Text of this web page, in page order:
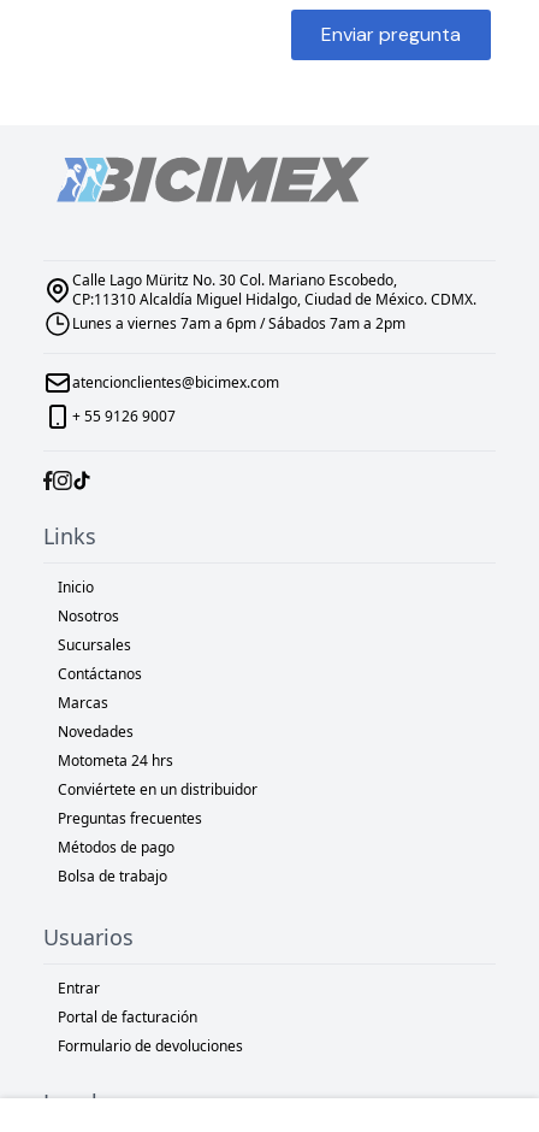
Enviar pregunta
Calle Lago Müritz No. 30 Col. Mariano Escobedo,
CP:11310 Alcaldía Miguel Hidalgo, Ciudad de México. CDMX.
Lunes a viernes 7am a 6pm / Sábados 7am a 2pm
atencionclientes@bicimex.com
+ 55 9126 9007
Links
Inicio
Nosotros
Sucursales
Contáctanos
Marcas
Novedades
Motometa 24 hrs
Conviértete en un distribuidor
Preguntas frecuentes
Métodos de pago
Bolsa de trabajo
Usuarios
Entrar
Portal de facturación
Formulario de devoluciones
Legal